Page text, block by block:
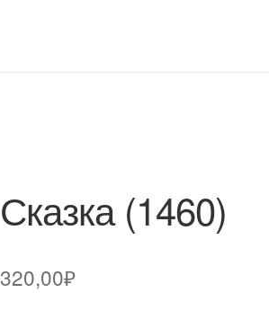
Сказка (1460)
320,00₽